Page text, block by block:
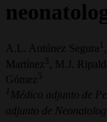
A.L. Antúnez Segura 1
Martínez 3 , M.J.
Gómez5
1 Médico adjunto de
adjunto de